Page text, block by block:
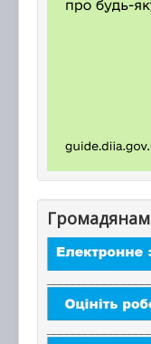
Громадянам